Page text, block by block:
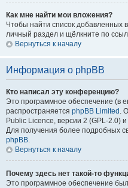
Как мне найти мои вложения?
Чтобы найти список добавленных
личный раздел и щёлкните по
Вернуться к началу
Информация о phpBB
Кто написал эту конференцию?
Это программное обеспечение (в
распространяется phpBB Limited .
Public Licence, версии 2 (GPL-2.0)
Для получения более подробных
phpBB.
Вернуться к началу
Почему здесь нет такой-то
Это программное обеспечение